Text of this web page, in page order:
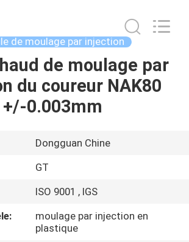
de moulage par injection
de moulage par
du coureur NAK80
+/-0.003mm
Dongguan Chine
GT
ISO 9001 , IGS
moulage par injection en
plastique